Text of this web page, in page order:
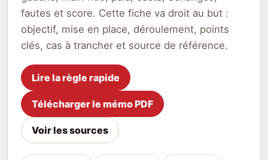
fautes et score. Cette fiche va droit au but :
objectif, mise en place, déroulement, points
clés, cas à trancher et source de référence.
Lire la règle rapide
Télécharger le mémo PDF
Voir les sources